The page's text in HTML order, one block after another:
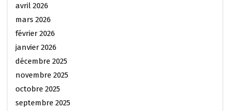
avril 2026
mars 2026
février 2026
janvier 2026
décembre 2025
novembre 2025
octobre 2025
septembre 2025